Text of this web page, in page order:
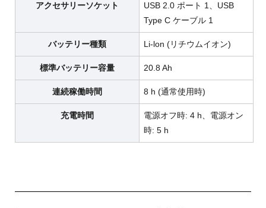
アクセサリーソケット
USB 2.0 ポート 1、USB
Type C ケーブル 1
バッテリー種類 Li-lon (リチウムイオン)
標準バッテリー容量 20.8 Ah
連続稼働時間 8 h (通常使用時)
充電時間
電源オフ時: 4 h、電源オン
時: 5 h